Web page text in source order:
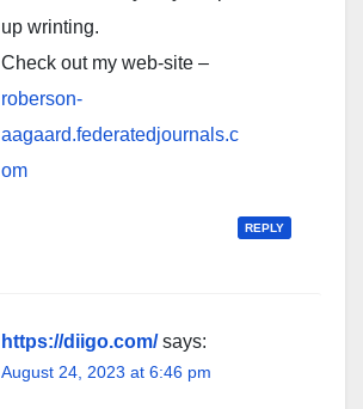
up wrinting.
Check out my web-site –
roberson-
aagaard.federatedjournals.c
om
REPLY
https://diigo.com/ says:
August 24, 2023 at 6:46 pm